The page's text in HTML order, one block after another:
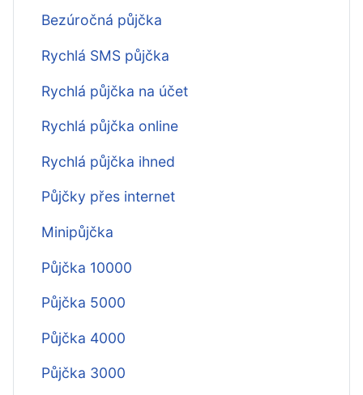
Bezúročná půjčka
Rychlá SMS půjčka
Rychlá půjčka na účet
Rychlá půjčka online
Rychlá půjčka ihned
Půjčky přes internet
Minipůjčka
Půjčka 10000
Půjčka 5000
Půjčka 4000
Půjčka 3000